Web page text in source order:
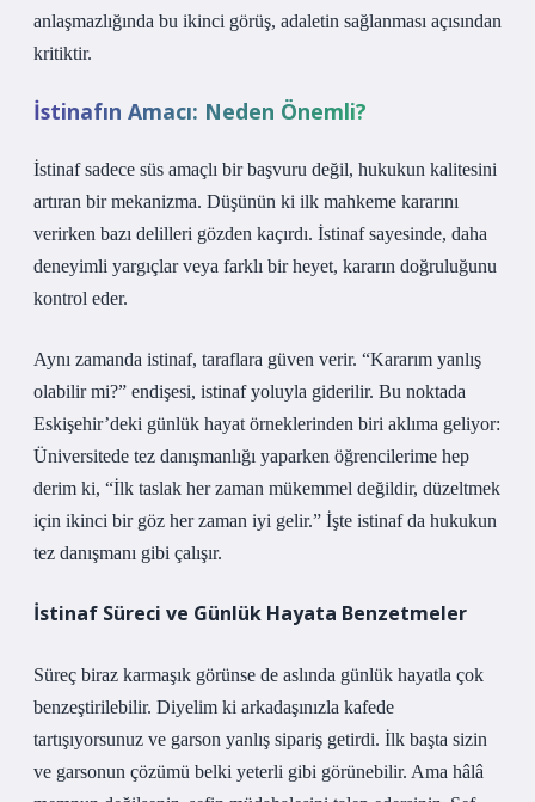
anlaşmazlığında bu ikinci görüş, adaletin sağlanması açısından
kritiktir.
İstinafın Amacı: Neden Önemli?
İstinaf sadece süs amaçlı bir başvuru değil, hukukun kalitesini
artıran bir mekanizma. Düşünün ki ilk mahkeme kararını
verirken bazı delilleri gözden kaçırdı. İstinaf sayesinde, daha
deneyimli yargıçlar veya farklı bir heyet, kararın doğruluğunu
kontrol eder.
Aynı zamanda istinaf, taraflara güven verir. “Kararım yanlış
olabilir mi?” endişesi, istinaf yoluyla giderilir. Bu noktada
Eskişehir’deki günlük hayat örneklerinden biri aklıma geliyor:
Üniversitede tez danışmanlığı yaparken öğrencilerime hep
derim ki, “İlk taslak her zaman mükemmel değildir, düzeltmek
için ikinci bir göz her zaman iyi gelir.” İşte istinaf da hukukun
tez danışmanı gibi çalışır.
İstinaf Süreci ve Günlük Hayata Benzetmeler
Süreç biraz karmaşık görünse de aslında günlük hayatla çok
benzeştirilebilir. Diyelim ki arkadaşınızla kafede
tartışıyorsunuz ve garson yanlış sipariş getirdi. İlk başta sizin
ve garsonun çözümü belki yeterli gibi görünebilir. Ama hâlâ